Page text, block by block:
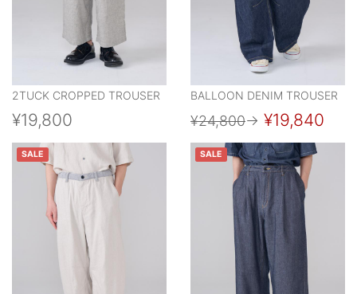
2TUCK CROPPED TROUSER
¥19,800
BALLOON DENIM TROUSER
¥24,800→ ¥19,840
SALE SALE